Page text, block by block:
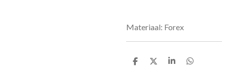
Materiaal: Forex
D
D
S
D